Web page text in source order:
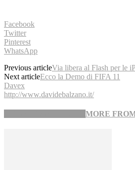
Facebook
Twitter
Pinterest
WhatsApp
Previous articleVia libera al Flash per le
Next articleEcco la Demo di FIFA 11
Davex
http://www.davidebalzano.it/
MORE